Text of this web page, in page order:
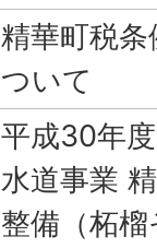
精華町税
ついて
平成30年
水道事業
整備（柘